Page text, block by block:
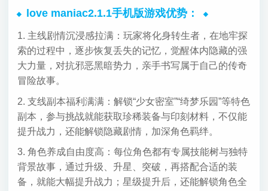
love maniac2.1.1手机版游戏优势：
1. 主线剧情沉浸感拉满：玩家将化身转生者，在地牢探
索的过程中，逐步恢复丢失的记忆，觉醒体内隐藏的强
大力量，对抗邪恶黑暗势力，亲手书写属于自己的传奇
冒险故事。
2. 支线副本福利满满：解锁“少女密室”“绮梦乐园”等特色
副本，参与挑战就能获取珍稀装备与印刻材料，不仅能
提升战力，还能解锁隐藏剧情，加深角色羁绊。
3. 角色养成自由度高：每位角色都有专属技能树与独特
背景故事，通过升级、升星、突破，再搭配合适的装
备，就能大幅提升战力；星级提升后，还能解锁角色全